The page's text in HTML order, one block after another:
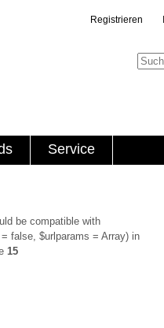
Registrieren
Service
be compatible with
false, $urlparams = Array) in
15